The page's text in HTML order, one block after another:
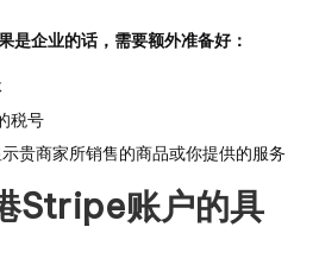
是企业的话，需要额外准备好：
税号
贵商家所销售的商品或你提供的服务
Stripe账户的具